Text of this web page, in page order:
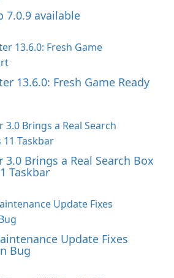
7.0.9 available
13.6.0: Fresh Game Ready
Brings a Real Search Box
Taskbar
Update Fixes
Bug